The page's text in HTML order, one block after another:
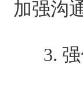
加强沟
3.